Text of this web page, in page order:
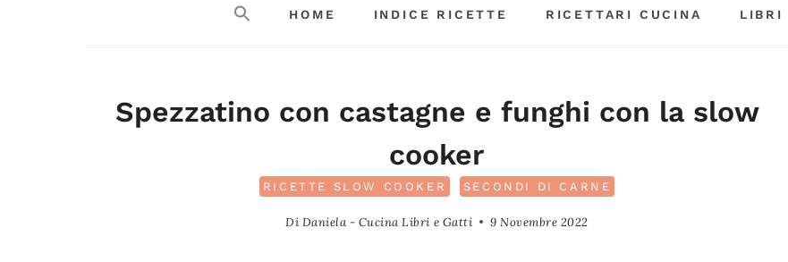
HOME INDICE RICETTE RICETTARI CUCINA LIBRI
Spezzatino con castagne e funghi con la slow
cooker
RICETTE SLOW COOKER SECONDI DI CARNE
Di Daniela - Cucina Libri e Gatti 9 Novembre 2022